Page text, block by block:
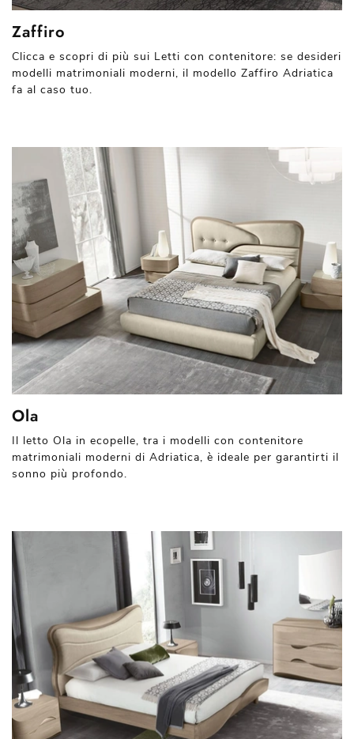
Zaffiro
Clicca e scopri di più sui Letti con contenitore: se desideri
modelli matrimoniali moderni, il modello Zaffiro Adriatica
fa al caso tuo.
Ola
Il letto Ola in ecopelle, tra i modelli con contenitore
matrimoniali moderni di Adriatica, è ideale per garantirti il
sonno più profondo.